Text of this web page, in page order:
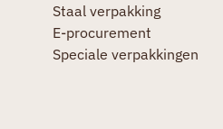
Staal verpakking
E-procurement
Speciale verpakkingen